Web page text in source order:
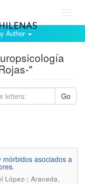
Author
"
Go
asociados a
López-; Araneda,